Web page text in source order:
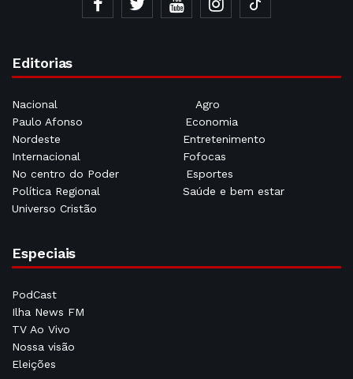
Editorias
Nacional
Agro
Paulo Afonso
Economia
Nordeste
Entretenimento
Internacional
Fofocas
No centro do Poder
Esportes
Política Regional
Saúde e bem estar
Universo Cristão
Especiais
PodCast
Ilha News FM
TV Ao Vivo
Nossa visão
Eleições